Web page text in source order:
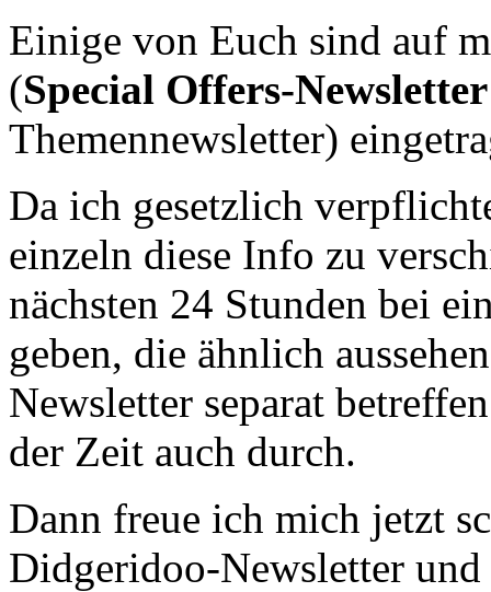
Einige von Euch sind auf
(Special Offers-Newsletter
Themennewsletter)
Da ich gesetzlich
einzeln diese Info zu
nächsten 24 Stunden bei
geben, die ähnlich
Newsletter separat
der Zeit auch durch.
Dann freue ich mich jetzt
Didgeridoo-Newsletter